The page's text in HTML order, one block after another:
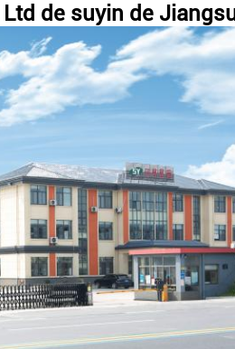
de suyin de